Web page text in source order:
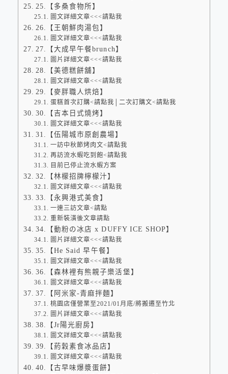
25.【多桑食物所】
圖文詳細文章<<<請點我
26.【王朝鮮肉湯包】
圖文詳細文章<<<請點我
27.【大成早午餐brunch】
圖片詳細文章<<<請點我
28.【美德糕餅舖】
圖文詳細文章<<<請點我
29.【麥胖職人烘焙】
蛋糕首次訂購<請點我│二次訂購文<請點我
30.【吉本日式燒烤】
圖文詳細文章<<<請點我
31.【伍陽城市原創農場】
一訪中秋節烤肉文<請點我
再訪流水蝦吃到飽<請點我
目前已停止流水蝦方案
32.【林檬招牌檸檬汁】
圖文詳細文章<<<請點我
33.【永興港式美食】
一連三訪文章<請點
重新裝潢後文章請點
34.【動粉の冰店 x DUFFY ICE SHOP】
圖片詳細文章<<<請點我
35.【He Said 早午餐】
圖文詳細文章<<<請點我
36.【森林裡有熊親子樂活堡】
圖文詳細文章<<<請點我
37.【阿米家-青麻拌麵】
桃園店僅營業至2021/01月底/將搬遷至竹北
圖片詳細文章<<<請點我
38.【Jr陽光廚房】
圖文詳細文章<<<請點我
39.【葯穀素食冰品店】
圖文詳細文章<<<請點我
40.【古早味爆漿蛋餅】